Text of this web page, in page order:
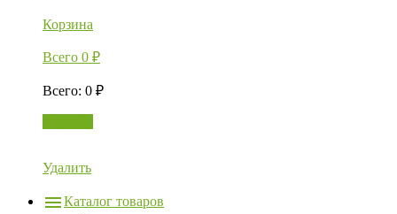
Корзина
Всего 0 ₽
Всего: 0 ₽
Удалить
Каталог товаров